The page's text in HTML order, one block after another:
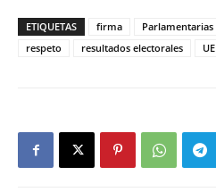
ETIQUETAS firma Parlamentarias
respeto
resultados electorales UE